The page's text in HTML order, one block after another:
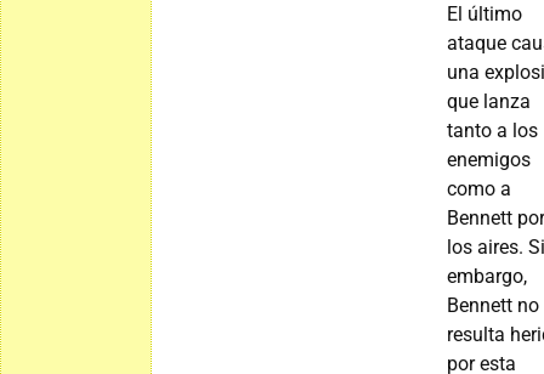
El último
ataque
una
que lanza
tanto a los
enemigos
como a
Bennett por
los aires.
embargo,
Bennett no
resulta
por esta